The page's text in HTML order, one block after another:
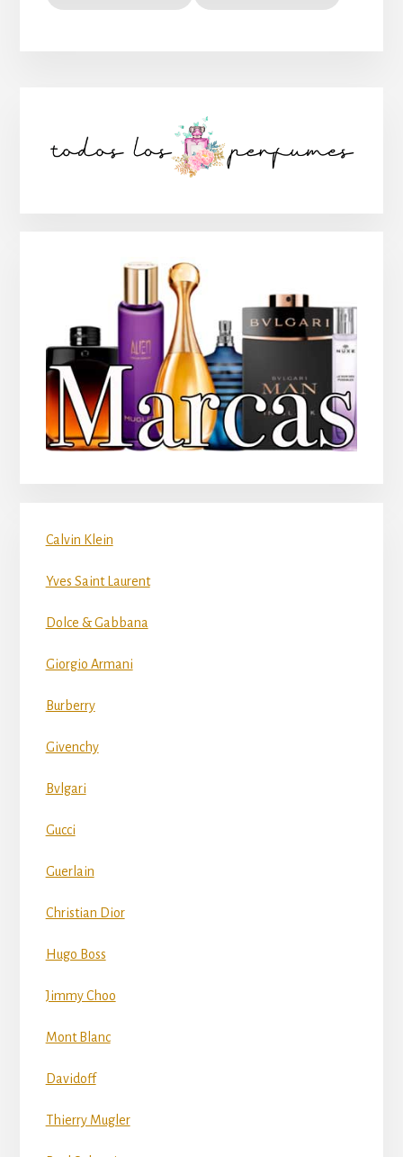
lateral
Calvin Klein
Yves Saint Laurent
Dolce & Gabbana
Giorgio Armani
Burberry
Givenchy
Bvlgari
Gucci
Guerlain
Christian Dior
Hugo Boss
Jimmy Choo
Mont Blanc
Davidoff
Thierry Mugler